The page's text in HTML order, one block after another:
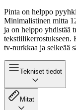
Pinta on helppo
Minimalistinen mitta
ja on helppo yhdistää
tekstiilikerrostukseen.
tv-nurkkaa ja selkeää
Tekniset tiedot
Mitat